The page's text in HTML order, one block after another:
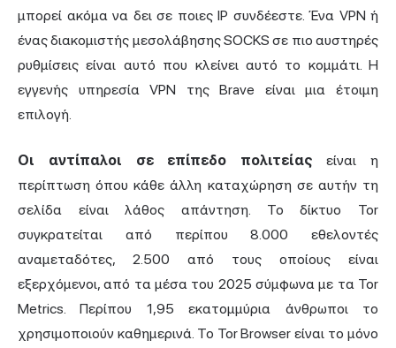
μπορεί ακόμα να δει σε ποιες IP συνδέεστε. Ένα VPN ή
ένας διακομιστής μεσολάβησης SOCKS σε πιο αυστηρές
ρυθμίσεις είναι αυτό που κλείνει αυτό το κομμάτι. Η
εγγενής υπηρεσία VPN της Brave είναι μια έτοιμη
επιλογή.
Οι αντίπαλοι σε επίπεδο πολιτείας είναι η
περίπτωση όπου κάθε άλλη καταχώρηση σε αυτήν τη
σελίδα είναι λάθος απάντηση. Το δίκτυο Tor
συγκρατείται από περίπου 8.000 εθελοντές
αναμεταδότες, 2.500 από τους οποίους είναι
εξερχόμενοι, από τα μέσα του 2025 σύμφωνα με τα Tor
Metrics. Περίπου 1,95 εκατομμύρια άνθρωποι το
χρησιμοποιούν καθημερινά. Το Tor Browser είναι το μόνο